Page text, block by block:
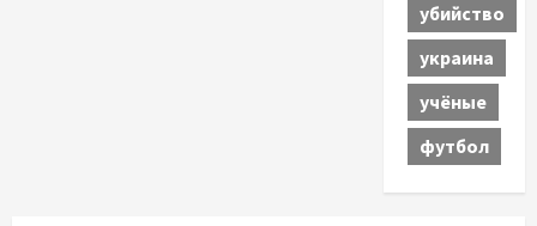
убийство
украина
учёные
футбол